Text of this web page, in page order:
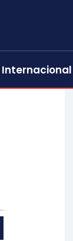
Internacional